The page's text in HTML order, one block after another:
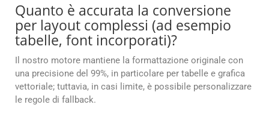
Quanto è accurata la conversione
per layout complessi (ad esempio
tabelle, font incorporati)?
Il nostro motore mantiene la formattazione originale con
una precisione del 99%, in particolare per tabelle e grafica
vettoriale; tuttavia, in casi limite, è possibile personalizzare
le regole di fallback.